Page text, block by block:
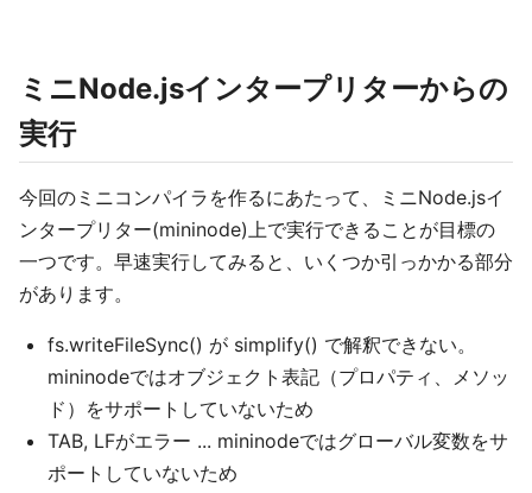
ミニNode.jsインタープリターからの
実行
今回のミニコンパイラを作るにあたって、ミニNode.jsイ
ンタープリター(mininode)上で実行できることが目標の
一つです。早速実行してみると、いくつか引っかかる部分
があります。
fs.writeFileSync() が simplify() で解釈できない。
mininodeではオブジェクト表記（プロパティ、メソッ
ド）をサポートしていないため
TAB, LFがエラー ... mininodeではグローバル変数をサ
ポートしていないため